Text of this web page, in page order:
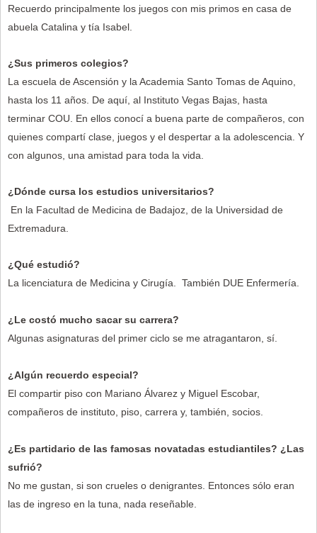
Recuerdo principalmente los juegos con mis primos en casa de
abuela Catalina y tía Isabel.
¿Sus primeros colegios?
La escuela de Ascensión y la Academia Santo Tomas de Aquino,
hasta los 11 años. De aquí, al Instituto Vegas Bajas, hasta
terminar COU. En ellos conocí a buena parte de compañeros, con
quienes compartí clase, juegos y el despertar a la adolescencia. Y
con algunos, una amistad para toda la vida.
¿Dónde cursa los estudios universitarios?
En la Facultad de Medicina de Badajoz, de la Universidad de
Extremadura.
¿Qué estudió?
La licenciatura de Medicina y Cirugía. También DUE Enfermería.
¿Le costó mucho sacar su carrera?
Algunas asignaturas del primer ciclo se me atragantaron, sí.
¿Algún recuerdo especial?
El compartir piso con Mariano Álvarez y Miguel Escobar,
compañeros de instituto, piso, carrera y, también, socios.
¿Es partidario de las famosas novatadas estudiantiles? ¿Las
sufrió?
No me gustan, si son crueles o denigrantes. Entonces sólo eran
las de ingreso en la tuna, nada reseñable.